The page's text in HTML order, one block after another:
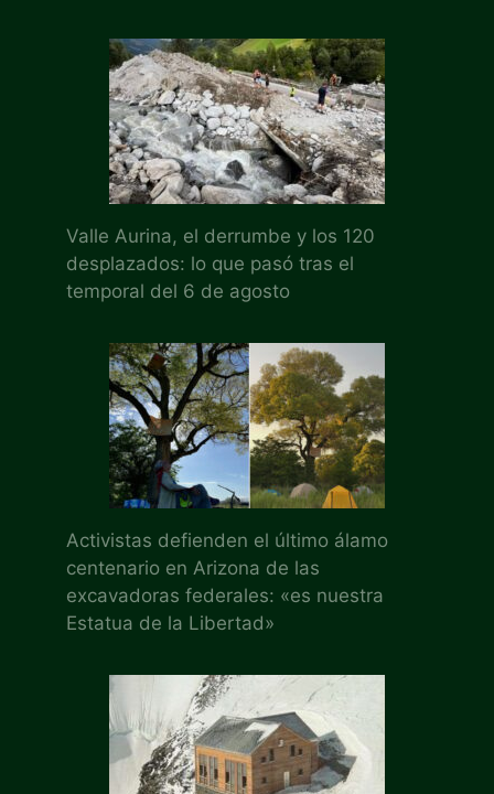
Valle Aurina, el derrumbe y los 120
desplazados: lo que pasó tras el
temporal del 6 de agosto
Activistas defienden el último álamo
centenario en Arizona de las
excavadoras federales: «es nuestra
Estatua de la Libertad»